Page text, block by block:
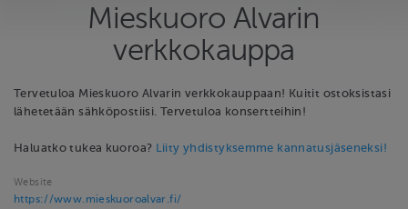
Mieskuoro Alvarin
verkkokauppa
Tervetuloa Mieskuoro Alvarin verkkokauppaan! Kuitit ostoksistasi
lähetetään sähköpostiisi. Tervetuloa konsertteihin!
Haluatko tukea kuoroa? Liity yhdistyksemme kannatusjäseneksi!
Website
https://www.mieskuoroalvar.fi/